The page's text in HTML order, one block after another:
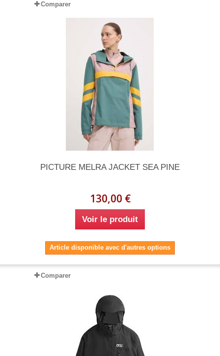
Comparer
PICTURE MELRA JACKET SEA PINE
130,00 €
Voir le produit
Article disponible avec d'autres options
Comparer